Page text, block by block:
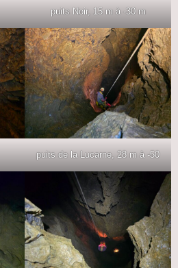
puits Noir, 15 m à -30 m
puits de la Lucarne, 28 m à -50